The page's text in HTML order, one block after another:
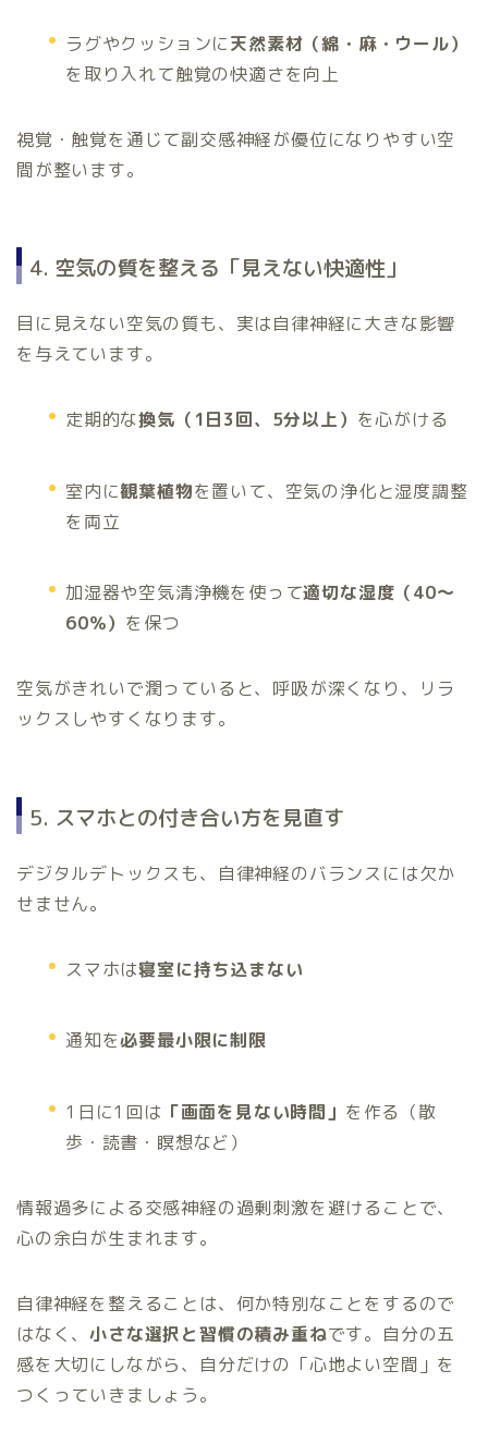
ラグやクッションに天然素材（綿・麻・ウール）
を取り入れて触覚の快適さを向上
視覚・触覚を通じて副交感神経が優位になりやすい空
間が整います。
4. 空気の質を整える「見えない快適性」
目に見えない空気の質も、実は自律神経に大きな影響
を与えています。
定期的な換気（1日3回、5分以上） を心がける
室内に観葉植物を置いて、空気の浄化と湿度調整
を両立
加湿器や空気清浄機を使って適切な湿度（40～
60％） を保つ
空気がきれいで潤っていると、呼吸が深くなり、リラ
ックスしやすくなります。
5. スマホとの付き合い方を見直す
デジタルデトックスも、自律神経のバランスには欠か
せません。
スマホは寝室に持ち込まない
通知を必要最小限に制限
1日に1回は 「画面を見ない時間」 を作る（散
歩・読書・瞑想など）
情報過多による交感神経の過剰刺激を避けることで、
心の余白が生まれます。
自律神経を整えることは、何か特別なことをするので
はなく、小さな選択と習慣の積み重ねです。自分の五
感を大切にしながら、自分だけの「心地よい空間」を
つくっていきましょう。